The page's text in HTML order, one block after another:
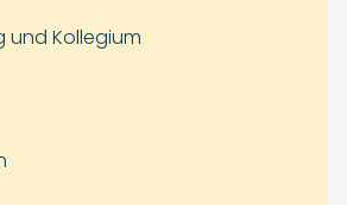
und Kollegium